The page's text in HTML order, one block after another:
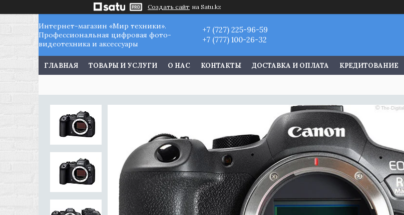
Создать сайт на Satu.kz
Интернет-магазин «Мир техники».
Профессиональная цифровая фото-
видеотехника и аксессуары
+7 (727) 225-96-59
+7 (777) 100-26-32
ГЛАВНАЯ ТОВАРЫ И УСЛУГИ О НАС КОНТАКТЫ ДОСТАВКА И ОПЛАТА КРЕДИТОВАНИЕ